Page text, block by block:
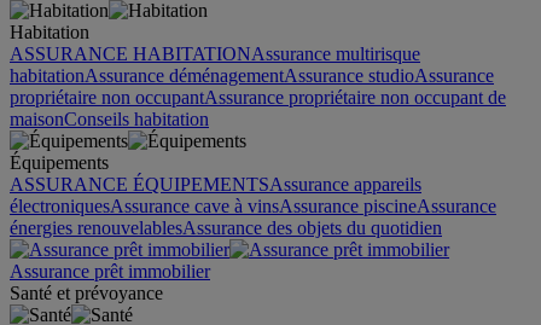
Habitation
ASSURANCE HABITATIONAssurance multirisque
habitationAssurance déménagementAssurance studioAssurance
propriétaire non occupantAssurance propriétaire non occupant de
maisonConseils habitation
Équipements
ASSURANCE ÉQUIPEMENTSAssurance appareils
électroniquesAssurance cave à vinsAssurance piscineAssurance
énergies renouvelablesAssurance des objets du quotidien
Assurance prêt immobilier
Santé et prévoyance